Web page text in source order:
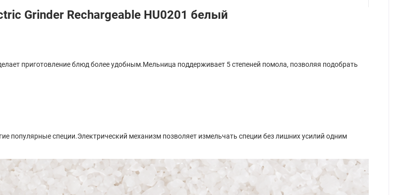
Grinder Rechargeable HU0201 белый
приготовление блюд более удобным.Мельница поддерживает 5 степеней помола, позволяя подобрать
популярные специи.Электрический механизм позволяет измельчать специи без лишних усилий одним